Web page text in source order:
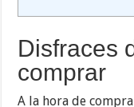
Disfraces
comprar
A la hora de